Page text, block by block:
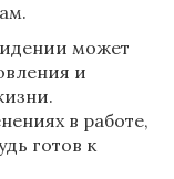
может
и
в работе,
готов к